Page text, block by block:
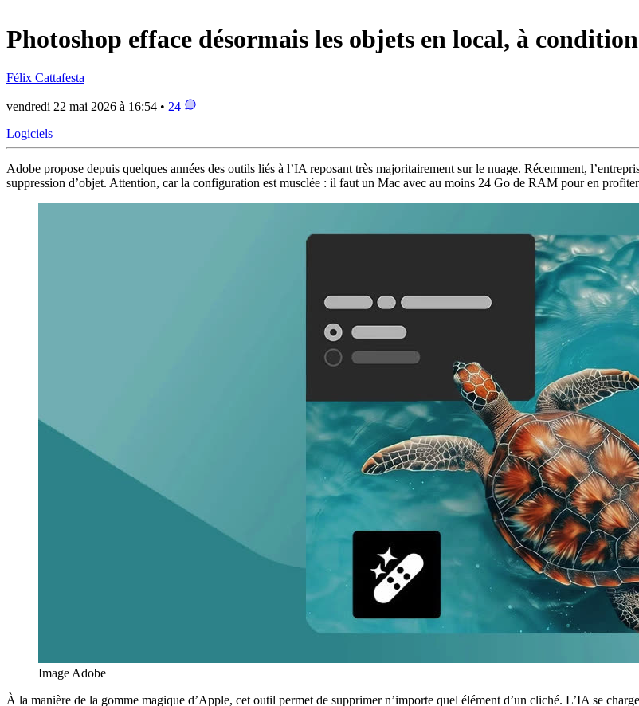
Photoshop efface désormais les objets en local, à
Félix Cattafesta
vendredi 22 mai 2026 à 16:54 • 24
Logiciels
Adobe propose depuis quelques années des outils liés à l’IA reposant très majoritairement sur le nuage. Récemment,
suppression d’objet. Attention, car la configuration est musclée : il faut un Mac avec au moins 24 Go de RAM pour en
Image Adobe
À la manière de la gomme magique d’Apple, cet outil permet de supprimer n’importe quel élément d’un cliché. L’IA se